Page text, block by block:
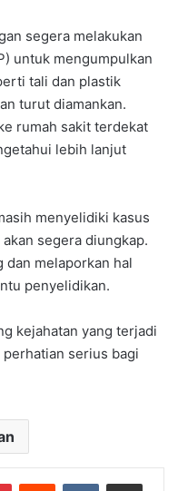
segera melakukan
untuk mengumpulkan
tali dan plastik
turut diamankan.
rumah sakit terdekat
lebih lanjut
menyelidiki kasus
segera diungkap.
dan melaporkan hal
penyelidikan.
kejahatan yang terjadi
serius bagi
PinterestReddit VKontakteShare via Email